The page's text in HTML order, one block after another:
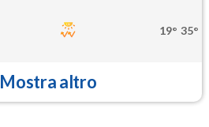
19° 35°
Mostra altro